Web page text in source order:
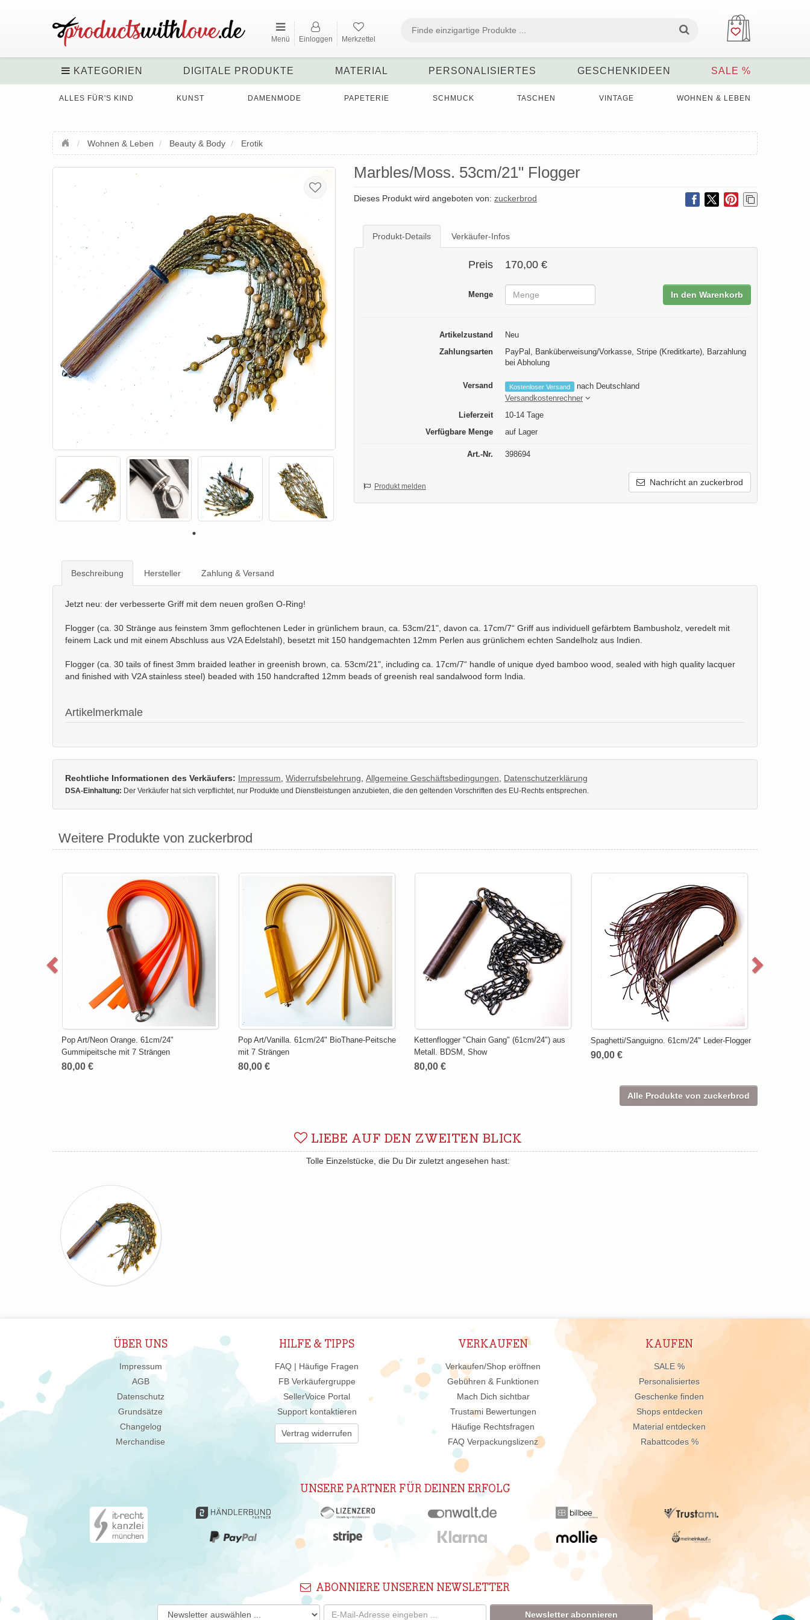
Menü Einloggen Merkzettel
KATEGORIEN DIGITALE PRODUKTE MATERIAL PERSONALISIERTES GESCHENKIDEEN SALE %
ALLES FÜR'S KIND KUNST DAMENMODE PAPETERIE SCHMUCK TASCHEN VINTAGE WOHNEN & LEBEN
Wohnen & Leben Beauty & Body Erotik
Marbles/Moss. 53cm/21" Flogger
Dieses Produkt wird angeboten von: zuckerbrod
Produkt-Details Verkäufer-Infos
Preis 170,00 €
Menge In den Warenkorb
Artikelzustand
Neu
Zahlungsarten
PayPal, Banküberweisung/Vorkasse, Stripe (Kreditkarte), Barzahlung
bei Abholung
Versand Kostenloser Versand
nach Deutschland
Versandkostenrechner
Lieferzeit
10-14 Tage
Verfügbare Menge
auf Lager
Art.-Nr. 398694
Nachricht an zuckerbrod
Produkt melden
Beschreibung Hersteller Zahlung & Versand
Jetzt neu: der verbesserte Griff mit dem neuen großen O-Ring!
Flogger (ca. 30 Stränge aus feinstem 3mm geflochtenen Leder in grünlichem braun, ca. 53cm/21", davon ca. 17cm/7“ Griff aus individuell gefärbtem Bambusholz, veredelt mit
feinem Lack und mit einem Abschluss aus V2A Edelstahl), besetzt mit 150 handgemachten 12mm Perlen aus grünlichem echten Sandelholz aus Indien.
Flogger (ca. 30 tails of finest 3mm braided leather in greenish brown, ca. 53cm/21", including ca. 17cm/7“ handle of unique dyed bamboo wood, sealed with high quality lacquer
and finished with V2A stainless steel) beaded with 150 handcrafted 12mm beads of greenish real sandalwood form India.
Artikelmerkmale
Rechtliche Informationen des Verkäufers: Impressum Widerrufsbelehrung Allgemeine Geschäftsbedingungen Datenschutzerklärung
DSA-Einhaltung: Der Verkäufer hat sich verpflichtet, nur Produkte und Dienstleistungen anzubieten, die den geltenden Vorschriften des EU-Rechts entsprechen.
Weitere Produkte von zuckerbrod
Pop Art/Neon Orange. 61cm/24"
Gummipeitsche mit 7 Strängen
80,00 €
Pop Art/Vanilla. 61cm/24" BioThane-Peitsche
mit 7 Strängen
80,00 €
Kettenflogger "Chain Gang" (61cm/24") aus
Metall. BDSM, Show
80,00 €
Spaghetti/Sanguigno. 61cm/24" Leder-Flogger
90,00 €
Alle Produkte von zuckerbrod
LIEBE AUF DEN ZWEITEN BLICK
Tolle Einzelstücke, die Du Dir zuletzt angesehen hast:
ÜBER UNS
Impressum
AGB
Datenschutz
Grundsätze
Changelog
Merchandise
HILFE & TIPPS
FAQ | Häufige Fragen
FB Verkäufergruppe
SellerVoice Portal
Support kontaktieren
Vertrag widerrufen
VERKAUFEN
Verkaufen/Shop eröffnen
Gebühren & Funktionen
Mach Dich sichtbar
Trustami Bewertungen
Häufige Rechtsfragen
FAQ Verpackungslizenz
KAUFEN
SALE %
Personalisiertes
Geschenke finden
Shops entdecken
Material entdecken
Rabattcodes %
UNSERE PARTNER FÜR DEINEN ERFOLG
ABONNIERE UNSEREN NEWSLETTER
Newsletter abonnieren